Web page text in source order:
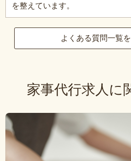
を整えています。
よくある質問一覧
家事代行求人に